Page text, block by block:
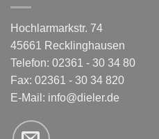
Hochlarmarkstr. 74
45661 Recklinghausen
Telefon: 02361 - 30 34 80
Fax: 02361 - 30 34 820
E-Mail: info@dieler.de